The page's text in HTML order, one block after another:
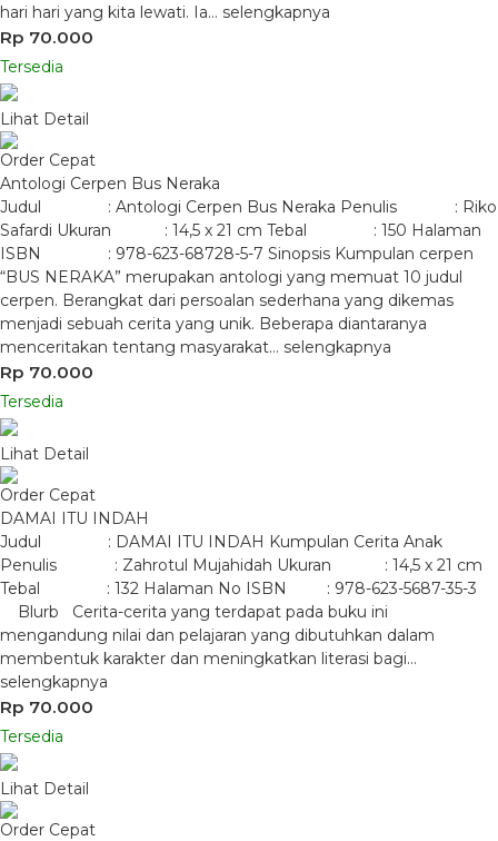
hari hari yang kita lewati. Ia… selengkapnya
Rp 70.000
Tersedia
Lihat Detail
Order Cepat
Antologi Cerpen Bus Neraka
Judul : Antologi Cerpen Bus Neraka Penulis : Riko
Safardi Ukuran : 14,5 x 21 cm Tebal : 150 Halaman
ISBN : 978-623-68728-5-7 Sinopsis Kumpulan cerpen
“BUS NERAKA” merupakan antologi yang memuat 10 judul
cerpen. Berangkat dari persoalan sederhana yang dikemas
menjadi sebuah cerita yang unik. Beberapa diantaranya
menceritakan tentang masyarakat… selengkapnya
Rp 70.000
Tersedia
Lihat Detail
Order Cepat
DAMAI ITU INDAH
Judul : DAMAI ITU INDAH Kumpulan Cerita Anak
Penulis : Zahrotul Mujahidah Ukuran : 14,5 x 21 cm
Tebal : 132 Halaman No ISBN : 978-623-5687-35-3
Blurb Cerita-cerita yang terdapat pada buku ini
mengandung nilai dan pelajaran yang dibutuhkan dalam
membentuk karakter dan meningkatkan literasi bagi…
selengkapnya
Rp 70.000
Tersedia
Lihat Detail
Order Cepat